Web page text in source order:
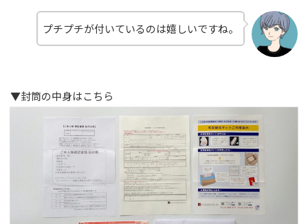
プチプチが付いているのは嬉しいですね。
▼封筒の中身はこちら